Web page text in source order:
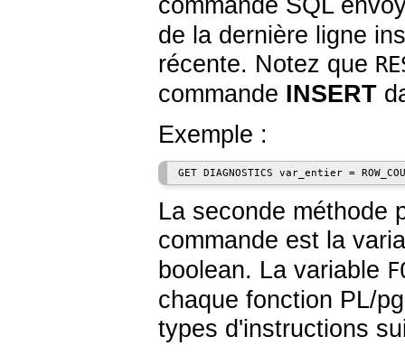
de la dernière ligne
récente. Notez que
commande INSERT
Exemple :
La seconde méthode
commande est la
boolean. La variable
chaque fonction PL/
types d'instructions